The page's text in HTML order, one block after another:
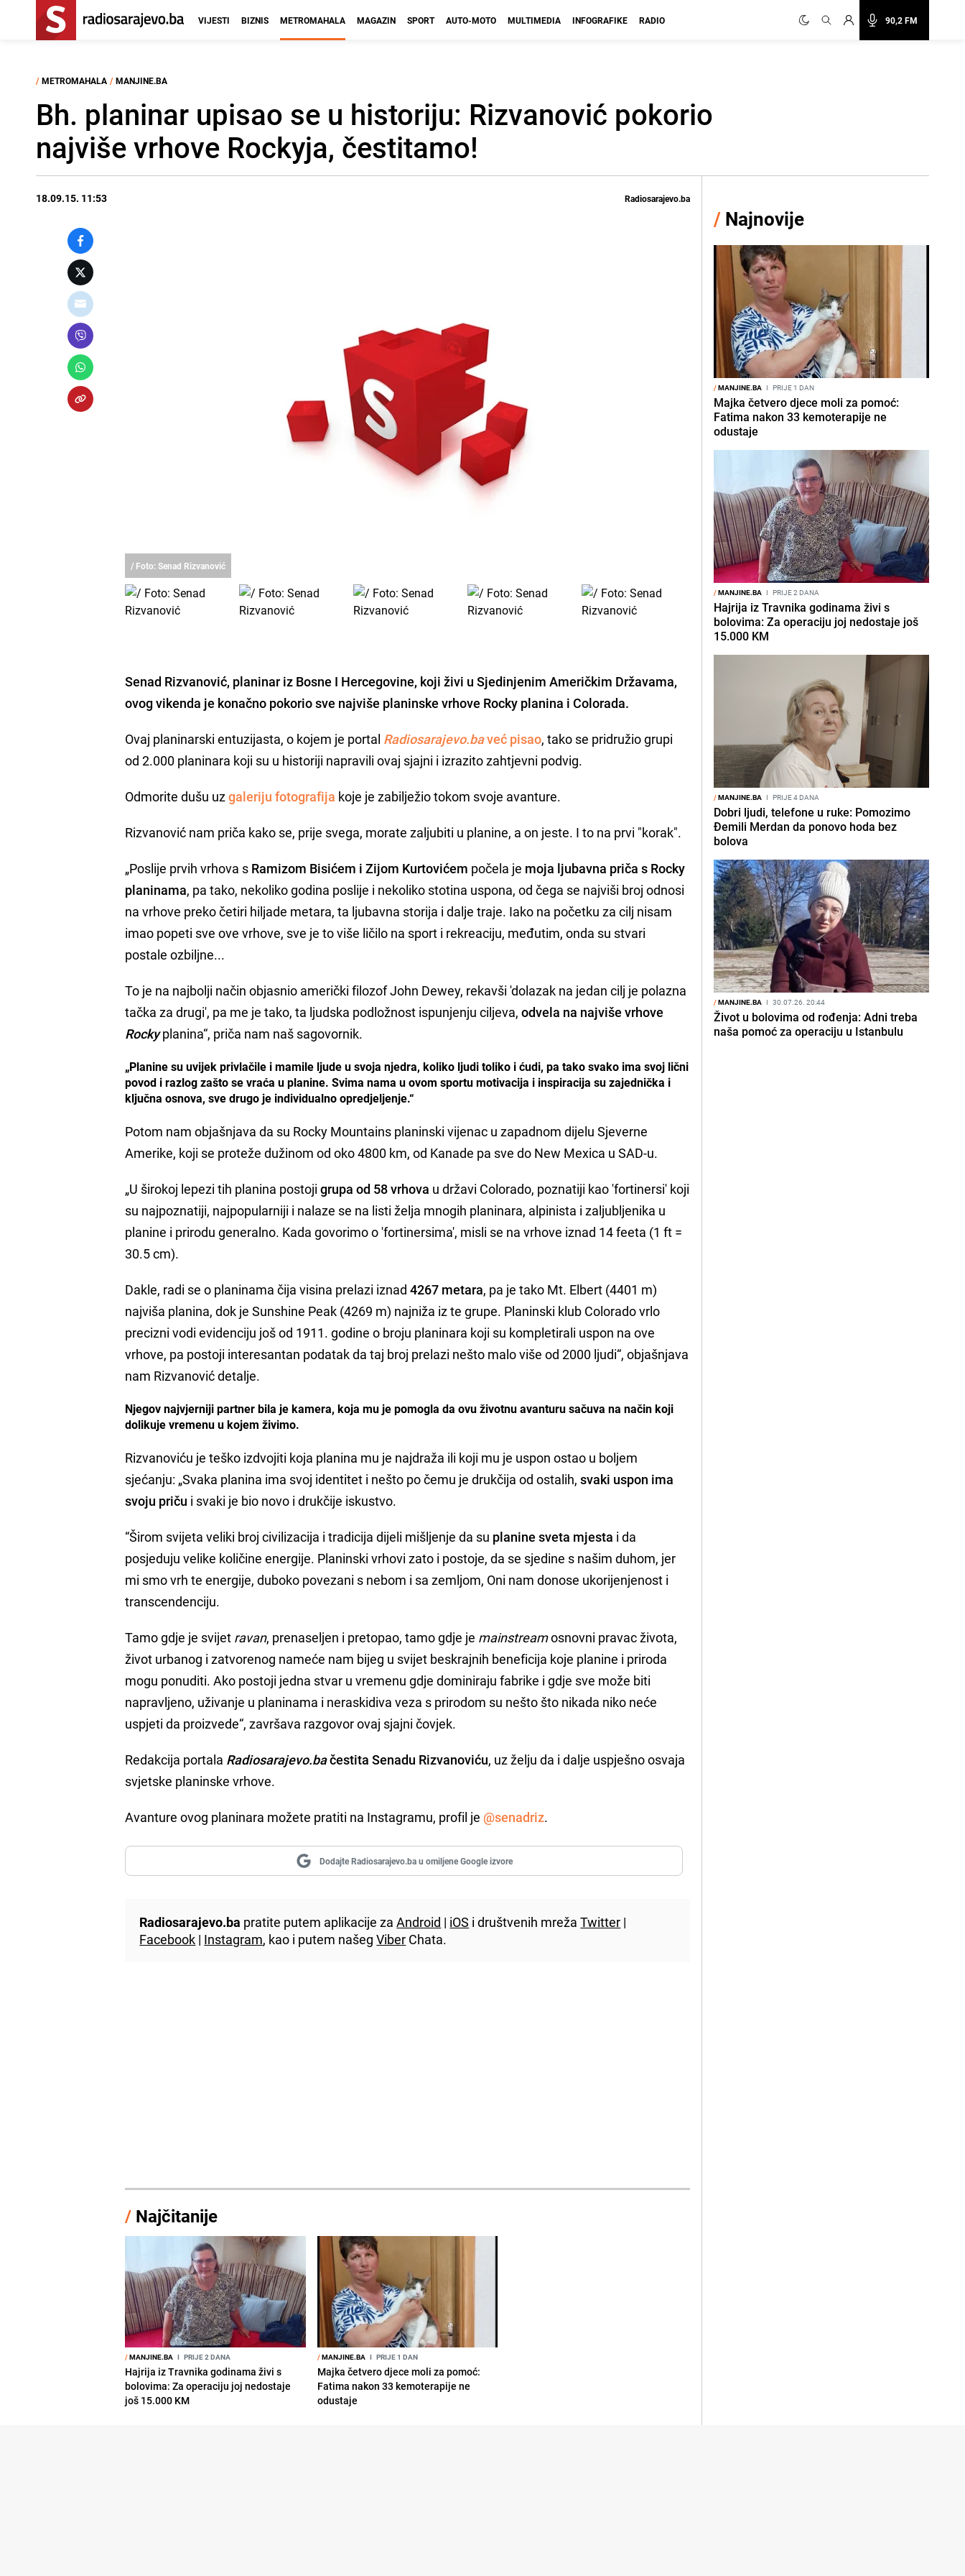
90,2 FM
VIJESTI BIZNIS METROMAHALA MAGAZIN SPORT AUTO-MOTO MULTIMEDIA INFOGRAFIKE RADIO
/ METROMAHALA / MANJINE.BA
Bh. planinar upisao se u historiju: Rizvanović pokorio
najviše vrhove Rockyja, čestitamo!
18.09.15. 11:53 Radiosarajevo.ba
/ Foto: Senad Rizvanović
Senad Rizvanović, planinar iz Bosne I Hercegovine, koji živi u Sjedinjenim Američkim Državama,
ovog vikenda je konačno pokorio sve najviše planinske vrhove Rocky planina i Colorada.
Ovaj planinarski entuzijasta, o kojem je portal Radiosarajevo.baveć pisao, tako se pridružio grupi
od 2.000 planinara koji su u historiji napravili ovaj sjajni i izrazito zahtjevni podvig.
Odmorite dušu uzgaleriju fotografija koje je zabilježio tokom svoje avanture.
Rizvanović nam priča kako se, prije svega, morate zaljubiti u planine, a on jeste. I to na prvi "korak".
„Poslije prvih vrhova s Ramizom Bisićem i Zijom Kurtovićem počela je moja ljubavna priča s Rocky
planinama, pa tako, nekoliko godina poslije i nekoliko stotina uspona, od čega se najviši broj odnosi
na vrhove preko četiri hiljade metara, ta ljubavna storija i dalje traje. Iako na početku za cilj nisam
imao popeti sve ove vrhove, sve je to više ličilo na sport i rekreaciju, međutim, onda su stvari
postale ozbiljne...
To je na najbolji način objasnio američki filozof John Dewey, rekavši 'dolazak na jedan cilj je polazna
tačka za drugi', pa me je tako, ta ljudska podložnost ispunjenju ciljeva,odvela na najviše vrhove
Rockyplanina“, priča nam naš sagovornik.
„Planine su uvijek privlačile i mamile ljude u svoja njedra, koliko ljudi toliko i ćudi, pa tako svako ima svoj lični
povod i razlog zašto se vraća u planine. Svima nama u ovom sportu motivacija i inspiracija su zajednička i
ključna osnova, sve drugo je individualno opredjeljenje.“
Potom nam objašnjava da su Rocky Mountains planinski vijenac u zapadnom dijelu Sjeverne
Amerike, koji se proteže dužinom od oko 4800 km, od Kanade pa sve do New Mexica u SAD-u.
„U širokoj lepezi tih planina postojigrupa od 58 vrhova u državi Colorado, poznatiji kao 'fortinersi' koji
su najpoznatiji, najpopularniji i nalaze se na listi želja mnogih planinara, alpinista i zaljubljenika u
planine i prirodu generalno. Kada govorimo o 'fortinersima', misli se na vrhove iznad 14 feeta (1 ft =
30.5 cm).
Dakle, radi se o planinama čija visina prelazi iznad 4267 metara, pa je tako Mt. Elbert (4401 m)
najviša planina, dok je Sunshine Peak (4269 m) najniža iz te grupe. Planinski klub Colorado vrlo
precizni vodi evidenciju još od 1911. godine o broju planinara koji su kompletirali uspon na ove
vrhove, pa postoji interesantan podatak da taj broj prelazi nešto malo više od 2000 ljudi“, objašnjava
nam Rizvanović detalje.
Njegov najvjerniji partner bila je kamera, koja mu je pomogla da ovu životnu avanturu sačuva na način koji
dolikuje vremenu u kojem živimo.
Rizvanoviću je teško izdvojiti koja planina mu je najdraža ili koji mu je uspon ostao u boljem
sjećanju: „Svaka planina ima svoj identitet i nešto po čemu je drukčija od ostalih,svaki uspon ima
svoju priču i svaki je bio novo i drukčije iskustvo.
“Širom svijeta veliki broj civilizacija i tradicija dijeli mišljenje da su planine sveta mjesta i da
posjeduju velike količine energije. Planinski vrhovi zato i postoje, da se sjedine s našim duhom, jer
mi smo vrh te energije, duboko povezani s nebom i sa zemljom, Oni nam donose ukorijenjenost i
transcendenciju.
Tamo gdje je svijet ravan, prenaseljen i pretopao, tamo gdje je mainstreamosnovni pravac života,
život urbanog i zatvorenog nameće nam bijeg u svijet beskrajnih beneficija koje planine i priroda
mogu ponuditi. Ako postoji jedna stvar u vremenu gdje dominiraju fabrike i gdje sve može biti
napravljeno, uživanje u planinama i neraskidiva veza s prirodom su nešto što nikada niko neće
uspjeti da proizvede“, završava razgovor ovaj sjajni čovjek.
Redakcija portala Radiosarajevo.bačestita Senadu Rizvanoviću, uz želju da i dalje uspješno osvaja
svjetske planinske vrhove.
Avanture ovog planinara možete pratiti na Instagramu, profil je @senadriz.
Dodajte Radiosarajevo.ba u omiljene Google izvore
Radiosarajevo.ba pratite putem aplikacije zaAndroid | iOS i društvenih mrežaTwitter |
Facebook | Instagram, kao i putem našegViber Chata.
/ Najčitanije
/MANJINE.BA I PRIJE 2 DANA
Hajrija iz Travnika godinama živi s
bolovima: Za operaciju joj nedostaje
još 15.000 KM
/MANJINE.BA I PRIJE 1 DAN
Majka četvero djece moli za pomoć:
Fatima nakon 33 kemoterapije ne
odustaje
/ Najnovije
/MANJINE.BA I PRIJE 1 DAN
Majka četvero djece moli za pomoć:
Fatima nakon 33 kemoterapije ne
odustaje
/MANJINE.BA I PRIJE 2 DANA
Hajrija iz Travnika godinama živi s
bolovima: Za operaciju joj nedostaje još
15.000 KM
/MANJINE.BA I PRIJE 4 DANA
Dobri ljudi, telefone u ruke: Pomozimo
Đemili Merdan da ponovo hoda bez
bolova
/MANJINE.BA I 30.07.26. 20:44
Život u bolovima od rođenja: Adni treba
naša pomoć za operaciju u Istanbulu